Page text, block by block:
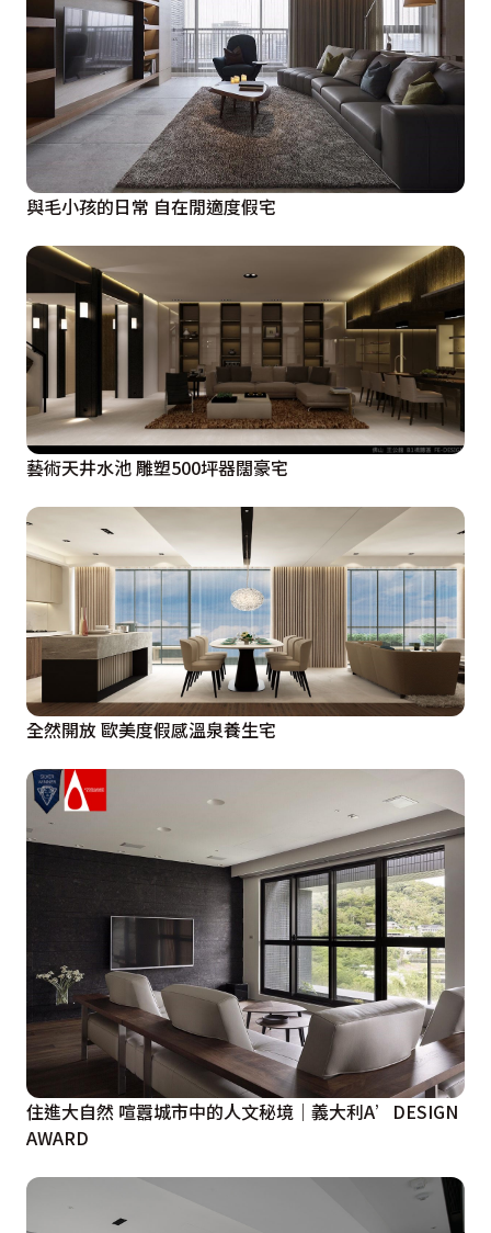
與毛小孩的日常 自在閒適度假宅
藝術天井水池 雕塑500坪器闊豪宅
全然開放 歐美度假感溫泉養生宅
住進大自然 喧囂城市中的人文秘境｜義大利A’DESIGN
AWARD